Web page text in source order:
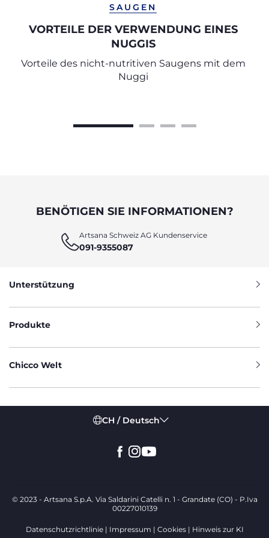
SAUGEN
VORTEILE DER VERWENDUNG EINES
NUGGIS
Vorteile des nicht-nutritiven Saugens mit dem
Nuggi
BENÖTIGEN SIE INFORMATIONEN?
Artsana Schweiz AG Kundenservice
091-9355087
Unterstützung
Produkte
Chicco Welt
CH / Deutsch
© 2023 - Artsana S.p.A. Via Saldarini Catelli n. 1 - Grandate (CO) - P.Iva
00227010139
Datenschutzrichtlinie Impressum Cookies Hinweis zur KI